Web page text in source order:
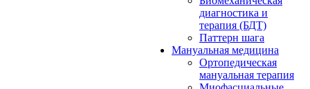
диагностика и
терапия (БДТ)
Паттерн шага
Мануальная медицина
Ортопедическая
мануальная терапия